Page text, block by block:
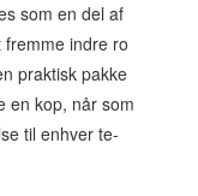
som en del af
indre ro
praktisk pakke
en kop, når som
til enhver te-